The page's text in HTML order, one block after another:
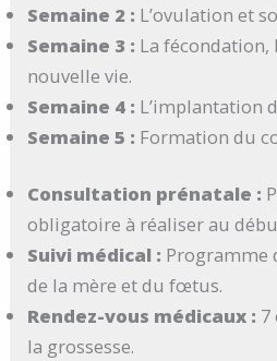
Semaine 2 : L’ovulation et
Semaine 3 : La fécondation,
nouvelle vie.
Semaine 4 : L’implantation
Semaine 5 : Formation du
Consultation prénatale :
obligatoire à réaliser au
Suivi médical : Programme
de la mère et du fœtus.
Rendez-vous médicaux : 7
la grossesse.